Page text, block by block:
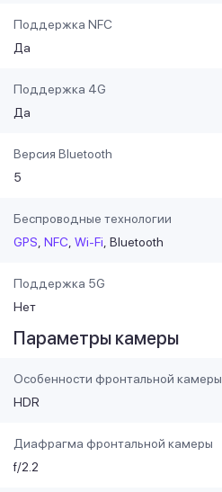
Поддержка NFC
Да
Поддержка 4G
Да
Версия Bluetooth
5
Беспроводные технологии
GPS NFC Wi-Fi Bluetooth
Поддержка 5G
Нет
Параметры камеры
Особенности фронтальной камеры
HDR
Диафрагма фронтальной камеры
f/2.2